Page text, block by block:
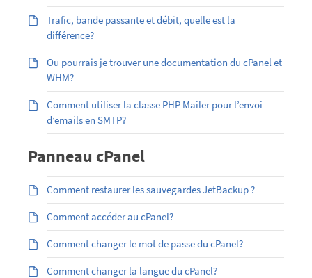
Trafic, bande passante et débit, quelle est la
différence?
Ou pourrais je trouver une documentation du cPanel et
WHM?
Comment utiliser la classe PHP Mailer pour l’envoi
d’emails en SMTP?
Panneau cPanel
Comment restaurer les sauvegardes JetBackup ?
Comment accéder au cPanel?
Comment changer le mot de passe du cPanel?
Comment changer la langue du cPanel?